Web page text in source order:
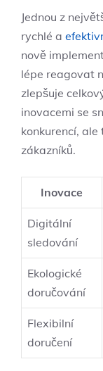
Jednou z
rychlé a
nově
lépe reagovat
zlepšuje
inovacemi se
konkurencí,
zákazníků.
Inovace
Digitální
sledování
Ekologické
doručování
Flexibilní
doručení